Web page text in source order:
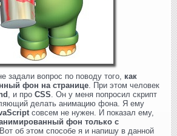
задали вопрос по поводу того, как
фон на странице . При этом человек
, и про CSS . Он у меня попросил скрипт
делать анимацию фона. Я ему
совсем не нужен. И показал ему,
фон только с
Вот об этом способе я и напишу в данной